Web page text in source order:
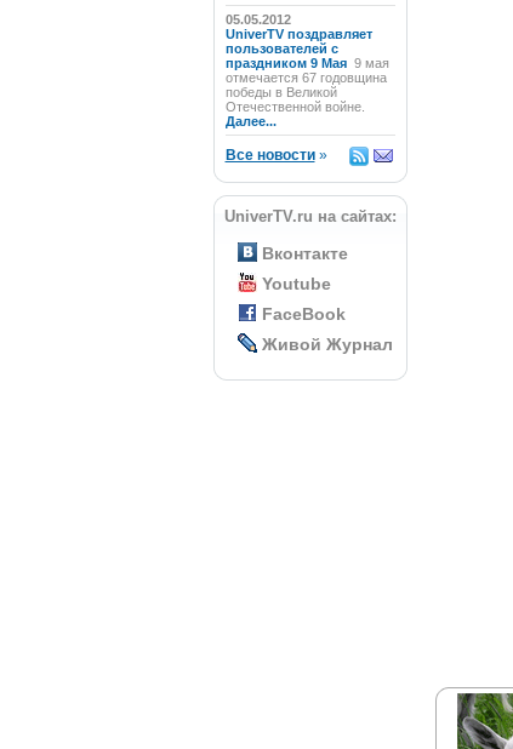
05.05.2012
UniverTV поздравляет
пользователей с
праздником 9 Мая 9 мая
отмечается 67 годовщина
победы в Великой
Отечественной войне.
Далее...
Все новости»
UniverTV.ru на сайтах:
Вконтакте
Youtube
FaceBook
Живой Журнал